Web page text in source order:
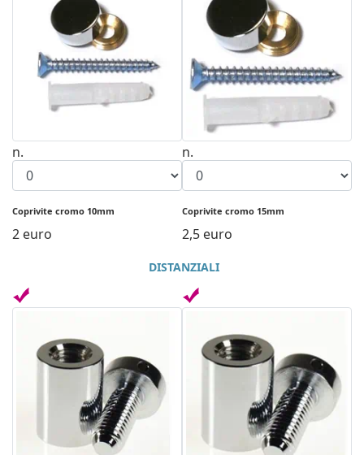
n.
Coprivite cromo 10mm
2 euro
n.
Coprivite cromo 15mm
2,5 euro
DISTANZIALI